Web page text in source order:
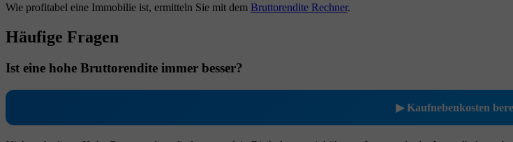
Wie profitabel eine Immobilie ist, ermitteln Sie mit dem Bruttorendite Rechner.
Häufige Fragen
Ist eine hohe Bruttorendite immer besser?
▶ Kaufnebenkosten